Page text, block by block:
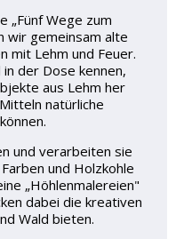
„Fünf Wege zum
wir gemeinsam alte
mit Lehm und Feuer.
der Dose kennen,
aus Lehm her
natürliche
und verarbeiten sie
und Holzkohle
„Höhlenmalereien"
dabei die kreativen
Wald bieten.